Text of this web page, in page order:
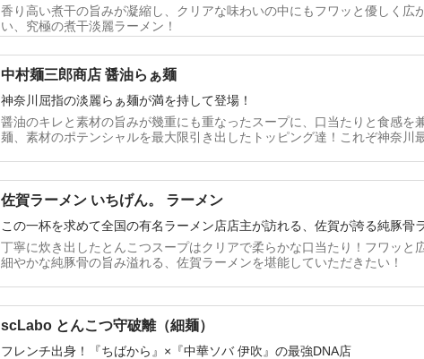
香り高い煮干の旨みが凝縮し、クリアな味わいの中にもフワッと優しく広
い、究極の煮干淡麗ラーメン！
中村麺三郎商店 醤油らぁ麺
神奈川屈指の淡麗らぁ麺が満を持して登場！
醤油のキレと素材の旨みが幾重にも重なったスープに、口当たりと食感を
麺、素材のポテンシャルを最大限引き出したトッピング達！これぞ神奈川
佐賀ラーメン いちげん。 ラーメン
この一杯を求めて全国の有名ラーメン店店主が訪れる、佐賀が誇る純豚骨
丁寧に炊き出したとんこつスープはクリアで柔らかな口当たり！フワッと
細やかな純豚骨の旨み溢れる、佐賀ラーメンを堪能していただきたい！
scLabo とんこつ守破離（細麺）
フレンチ出身！『ちばから』×『中華ソバ 伊吹』の最強DNA店